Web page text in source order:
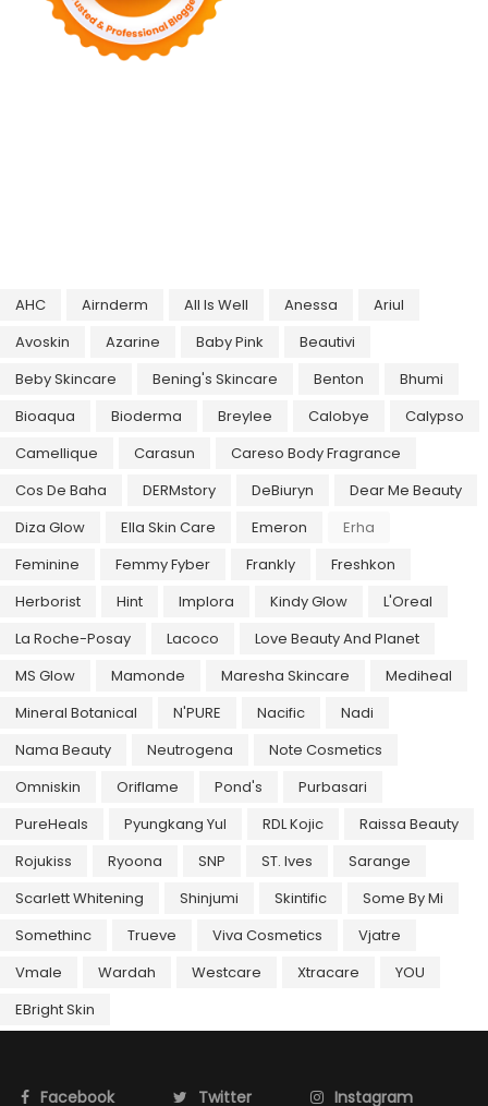
AHC Airnderm All Is Well Anessa
Ariul
Avoskin
Azarine Baby Pink
Beautivi
Beby Skincare
Bening's Skincare Benton
Bhumi
Bioaqua
Bioderma Breylee Calobye
Calypso
Camellique
Carasun
Careso Body Fragrance
Cos De Baha
DERMstory DeBiuryn
Dear Me Beauty
Diza Glow
Ella Skin Care Emeron
Erha
Feminine
Femmy Fyber Frankly
Freshkon
Herborist
Hint Implora Kindy Glow
L'Oreal
La Roche-Posay
Lacoco
Love Beauty And Planet
MS Glow
Mamonde Maresha Skincare
Mediheal
Mineral Botanical
N'PURE Nacific
Nadi
Nama Beauty
Neutrogena
Note Cosmetics
Omniskin
Oriflame Pond's
Purbasari
PureHeals
Pyungkang Yul RDL Kojic
Raissa Beauty
Rojukiss
Ryoona SNP ST. Ives
Sarange
Scarlett Whitening
Shinjumi Skintific
Some By Mi
Somethinc
Trueve Viva Cosmetics
Vjatre
Vmale
Wardah Westcare Xtracare
YOU
EBright Skin
Facebook Twitter Instagram